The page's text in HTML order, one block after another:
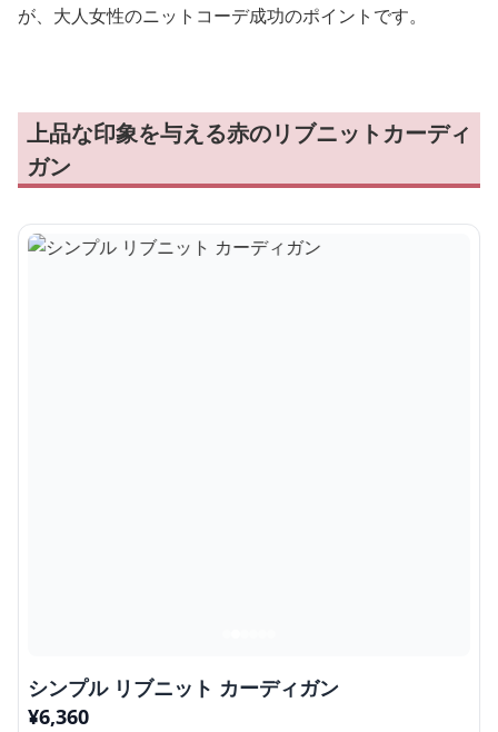
が、大人女性のニットコーデ成功のポイントです。
上品な印象を与える赤のリブニットカーディ
ガン
シンプル リブニット カーディガン
¥6,360